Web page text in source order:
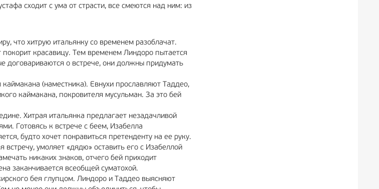
сходит с ума от страсти, все смеются над ним: из
что хитрую итальянку со временем разоблачат.
красавицу. Тем временем Линдоро пытается
договариваются о встрече, они должны придумать
(наместника). Евнухи прославляют Таддео,
каймакана, покровителя мусульман. За это бей
Хитрая итальянка предлагает незадачливой
Готовясь к встрече с беем, Изабелла
будто хочет понравиться претенденту на ее руку.
умоляет «дядю» оставить его с Изабеллой
никаких знаков, отчего бей приходит
заканчивается всеобщей суматохой.
бея глупцом. Линдоро и Таддео выясняют